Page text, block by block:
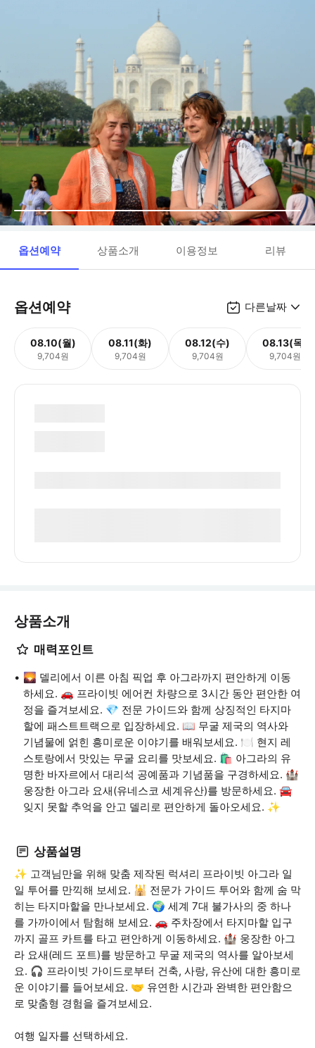
옵션예약 상품소개 이용정보 리뷰
옵션예약 다른날짜
08.10(월)
9,704원
08.11(화)
9,704원
08.12(수)
9,704원
08.13(목)
9,704원
상품소개
매력포인트
🌄 델리에서 이른 아침 픽업 후 아그라까지 편안하게 이동
하세요. 🚗 프라이빗 에어컨 차량으로 3시간 동안 편안한 여
정을 즐겨보세요. 💎 전문 가이드와 함께 상징적인 타지마
할에 패스트트랙으로 입장하세요. 📖 무굴 제국의 역사와
기념물에 얽힌 흥미로운 이야기를 배워보세요. 🍽️ 현지 레
스토랑에서 맛있는 무굴 요리를 맛보세요. 🛍️ 아그라의 유
명한 바자르에서 대리석 공예품과 기념품을 구경하세요. 🏰
웅장한 아그라 요새(유네스코 세계유산)를 방문하세요. 🚘
잊지 못할 추억을 안고 델리로 편안하게 돌아오세요. ✨
상품설명
✨ 고객님만을 위해 맞춤 제작된 럭셔리 프라이빗 아그라 일
일 투어를 만끽해 보세요. 🕌 전문가 가이드 투어와 함께 숨 막
히는 타지마할을 만나보세요. 🌍 세계 7대 불가사의 중 하나
를 가까이에서 탐험해 보세요. 🚗 주차장에서 타지마할 입구
까지 골프 카트를 타고 편안하게 이동하세요. 🏰 웅장한 아그
라 요새(레드 포트)를 방문하고 무굴 제국의 역사를 알아보세
요. 🎧 프라이빗 가이드로부터 건축, 사랑, 유산에 대한 흥미로
운 이야기를 들어보세요. 🤝 유연한 시간과 완벽한 편안함으
로 맞춤형 경험을 즐겨보세요.
여행 일자를 선택하세요.